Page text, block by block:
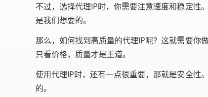
不过，选择代理IP时，你需要注意速度和稳定性
是我们想要的。
那么，如何找到高质量的代理IP呢？这就需要你
只看价格，质量才是王道。
使用代理IP时，还有一点很重要，那就是安全性
的。